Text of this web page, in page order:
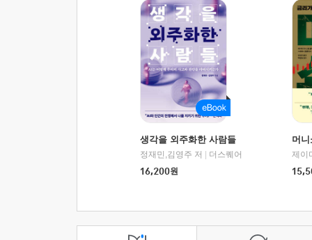
생각을 외주화한 사람들
정재민,김영주 저
더스퀘어
16,200원
머